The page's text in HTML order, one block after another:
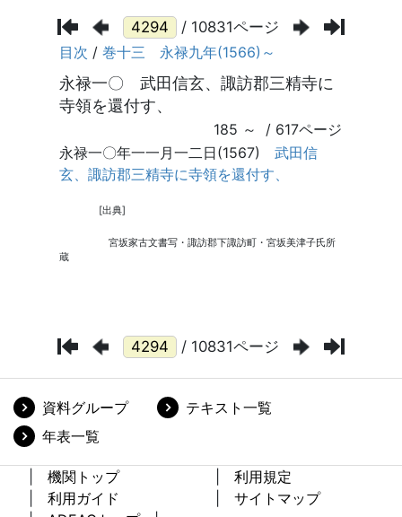
/ 10831ページ
/ 10831ページ
資料グループ
テキスト一覧
年表一覧
機関トップ
利用規定
利用ガイド
サイトマップ